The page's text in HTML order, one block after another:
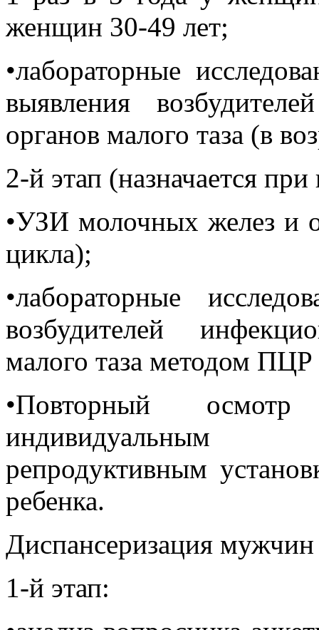
женщин 30-49 лет;
•лабораторные
выявления
органов малого таза (в
2-й этап (назначается
•УЗИ молочных желез и
цикла);
•лабораторные
возбудителей
малого таза методом ПЦР
•Повторный осмотр
индивидуальным
репродуктивным
ребенка.
Диспансеризация мужчин
1-й этап: